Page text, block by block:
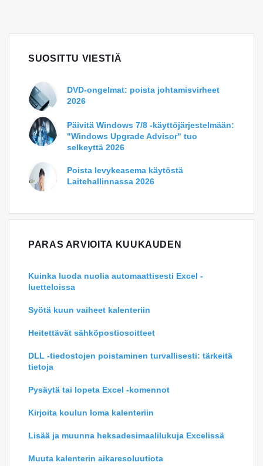
SUOSITTU VIESTIÄ
DVD-ongelmat: poista johtamisvirheet
2026
Päivitä Windows 7/8 -käyttöjärjestelmään:
"Windows Upgrade Advisor" tuo
selkeyttä 2026
Poista levykeasema käytöstä
Laitehallinnassa 2026
PARAS ARVIOITA KUUKAUDEN
Kuinka luoda nuolia automaattisesti Excel -
luetteloissa
Syötä kuun vaiheet kalenteriin
Heitettävät sähköpostiosoitteet
DLL -tiedostojen poistaminen turvallisesti: tärkeitä
tietoja
Pysäytä tai lopeta Excel -komennot
Kirjoita koulun loma kalenteriin
Lisää ja muunna heksadesimaalilukuja Excelissä
Muuta kalenterin aikaresoluutiota